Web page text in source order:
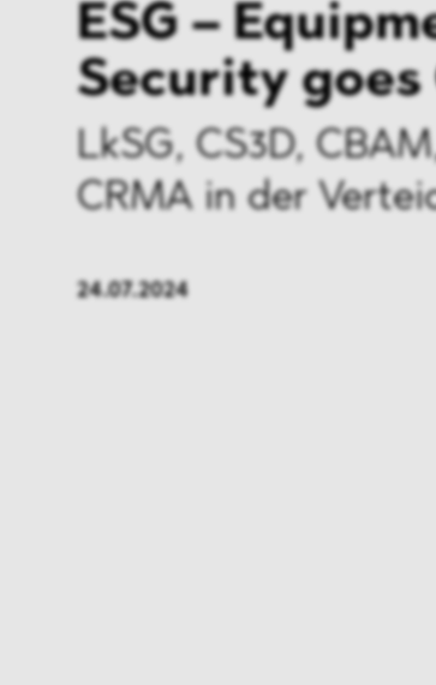
ESG –
Security goes
LkSG, CS3D,
CRMA in der
24.07.2024